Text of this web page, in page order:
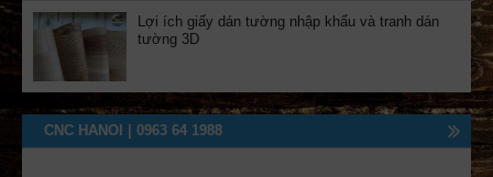
Lợi ích giấy dán tường nhập khẩu và tranh dán
tường 3D
CNC HANOI | 0963 64 1988